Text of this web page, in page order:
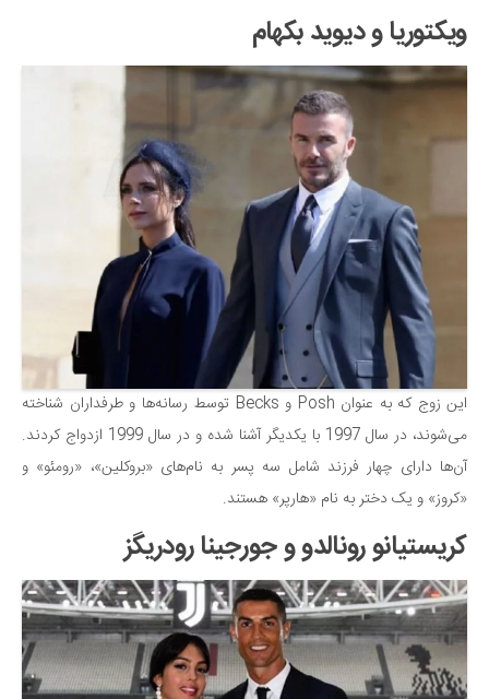
فناوری‌ها
نجوم و هوا فضا
زمین و محیط زیست
دانستنی‌ها
بازی
طنز
فال
مسابقه
اخبار
ویکتوریا و دیوید بکهام
این زوج که به عنوان Posh و Becks توسط رسانه‌ها و طرفداران شناخته
می‌شوند، در سال 1997 با یکدیگر آشنا شده و در سال 1999 ازدواج کردند.
آن‌ها دارای چهار فرزند شامل سه پسر به نام‌های «بروکلین»، «رومئو» و
«کروز» و یک دختر به نام «هارپر» هستند.
کریستیانو رونالدو و جورجینا رودریگز